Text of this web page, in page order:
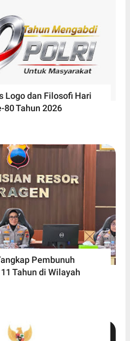
Logo dan Filosofi Hari
80 Tahun 2026
Pembunuh
Tahun di Wilayah